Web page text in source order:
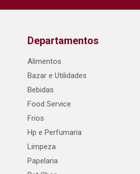
Departamentos
Alimentos
Bazar e Utilidades
Bebidas
Food Service
Frios
Hp e Perfumaria
Limpeza
Papelaria